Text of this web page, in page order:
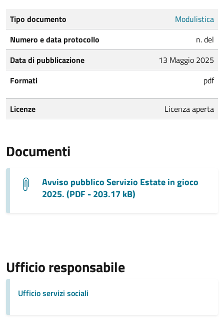
Tipo documento
Modulistica
Numero e data protocollo
n. del
Data di pubblicazione
13 Maggio 2025
Formati
pdf
Licenze Licenza aperta
Documenti
Avviso pubblico Servizio Estate in gioco
2025. (PDF - 203.17 kB)
Ufficio responsabile
Ufficio servizi sociali